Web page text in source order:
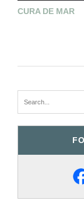
CURA DE MAR